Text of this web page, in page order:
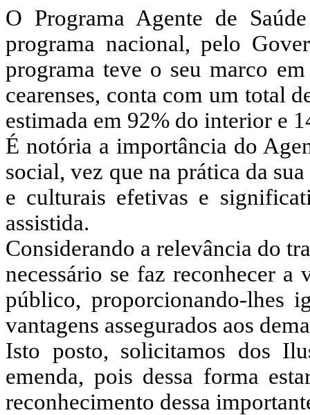
O Programa Agente de
programa nacional, pelo
programa teve o seu marco
cearenses, conta com um total
estimada em 92% do interior e
É notória a importância do
social, vez que na prática da
e culturais efetivas e
assistida.
Considerando a relevância do
necessário se faz reconhecer
público, proporcionando-lhes
vantagens assegurados aos
Isto posto, solicitamos dos
emenda, pois dessa forma
reconhecimento dessa